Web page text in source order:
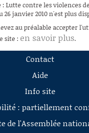
: Lutte contre les violences
26 janvier 2010 n'est plus
au préalable accepter
site : en savoir plus.
Contact
Aide
Info site
: partiellement
de l'Assemblée